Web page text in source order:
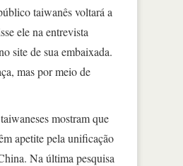
taiwanês voltará a
ele na entrevista
site de sua embaixada.
mas por meio de
mostram que
apetite pela unificação
Na última pesquisa